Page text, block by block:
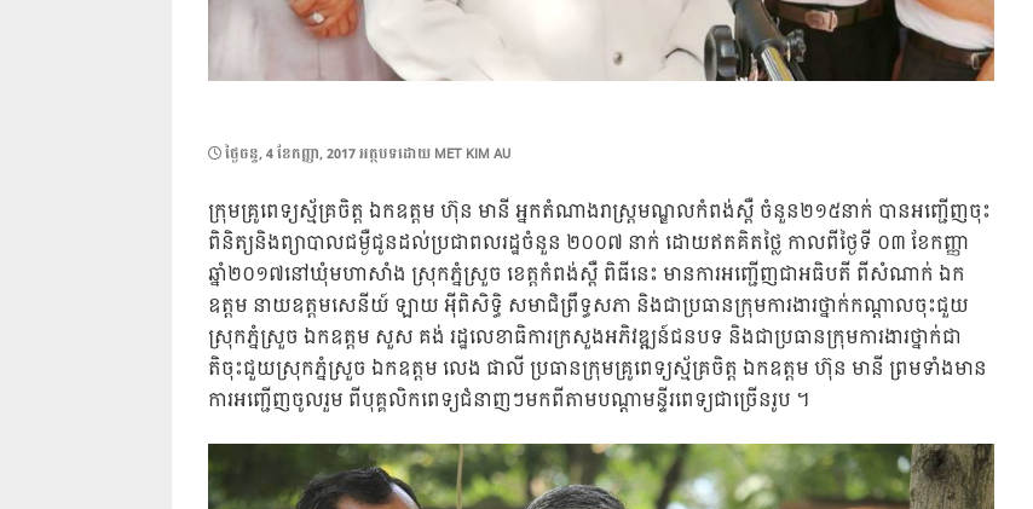
POSTED
ថ្ងៃ​ចន្ទ, 4 ខែ​កញ្ញា, 2017អត្ថបទដោយ MET KIM AU
ក្រុមគ្រូពេទ្យស្ម័គ្រចិត្ត ឯកឧត្តម ហ៊ុន មានី អ្នកតំណាងរាស្រ្តមណ្ឌលកំពង់ស្ពឺ ចំនួន២១៥នាក់ បានអញ្ជើញចុះ
ពិនិត្យនិងព្យាបាលជម្ងឺជូនដល់ប្រជាពលរដ្ឋចំនួន ២០០៧ នាក់ ដោយឥតគិតថ្លៃ កាលពីថ្ងៃទី ០៣ ខែកញ្ញា
ឆ្នាំ២០១៧នៅឃុំមហាសាំង ស្រុកភ្នំស្រួច ខេត្តកំពង់ស្ពឺ ពិធីនេះ មានការអញ្ជើញជាអធិបតី ពីសំណាក់ ឯក
ឧត្តម នាយឧត្តមសេនីយ៍ ឡាយ អ៉ីពិសិទ្ធិ សមាជិព្រឹទ្ធសភា និងជាប្រធានក្រុមការងារថ្នាក់កណ្តាលចុះជួយ
ស្រុកភ្នំស្រួច ឯកឧត្តម សួស គង់ រដ្ឋលេខាធិការក្រសួងអភិវឌ្ឍន៍ជនបទ និងជាប្រធានក្រុមការងារថ្នាក់ជា
តិចុះជួយស្រុកភ្នំស្រួច ឯកឧត្តម លេង ផាលី ប្រធានក្រុមគ្រូពេទ្យស្ម័គ្រចិត្ត ឯកឧត្តម ហ៊ុន មានី ព្រមទាំងមាន
ការអញ្ជើញចូលរួម ពីបុគ្គលិកពេទ្យជំនាញៗមកពីតាមបណ្តាមន្ទីរពេទ្យជាច្រើនរូប ។